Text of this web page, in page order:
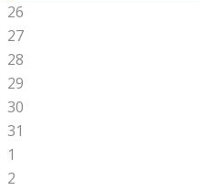
26
27
28
29
30
31
1
2